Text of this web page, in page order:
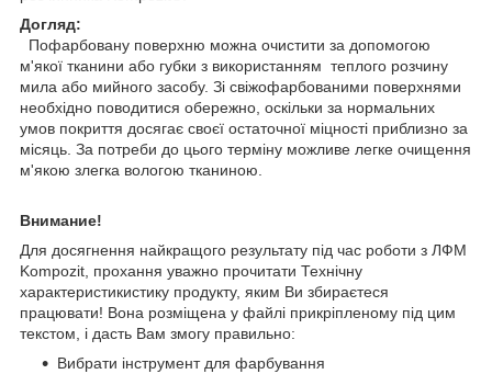
Догляд:
Пофарбовану поверхню можна очистити за допомогою
м'якої тканини або губки з використанням теплого розчину
мила або мийного засобу. Зі свіжофарбованими поверхнями
необхідно поводитися обережно, оскільки за нормальних
умов покриття досягає своєї остаточної міцності приблизно за
місяць. За потреби до цього терміну можливе легке очищення
м'якою злегка вологою тканиною.
Внимание!
Для досягнення найкращого результату під час роботи з ЛФМ
Kompozit, прохання уважно прочитати Технічну
характеристикистику продукту, яким Ви збираєтеся
працювати! Вона розміщена у файлі прикріпленому під цим
текстом, і дасть Вам змогу правильно:
Вибрати інструмент для фарбування